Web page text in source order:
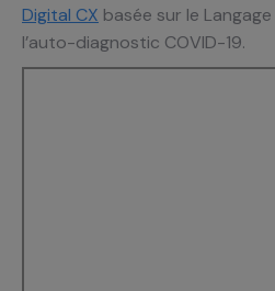
Digital CX basée sur le
l’auto-diagnostic COVID-19.